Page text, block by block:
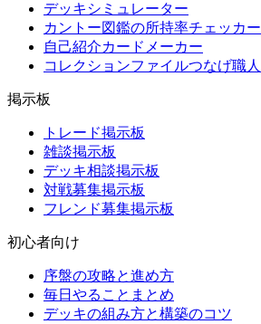
デッキシミュレーター
カントー図鑑の所持率チェッカー
自己紹介カードメーカー
コレクションファイルつなげ職人
掲示板
トレード掲示板
雑談掲示板
デッキ相談掲示板
対戦募集掲示板
フレンド募集掲示板
初心者向け
序盤の攻略と進め方
毎日やることまとめ
デッキの組み方と構築のコツ